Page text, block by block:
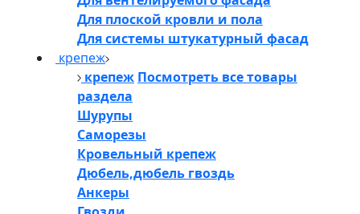
Для плоской кровли и пола
Для системы штукатурный фасад
крепеж
крепеж Посмотреть все товары
раздела
Шурупы
Саморезы
Кровельный крепеж
Дюбель,дюбель гвоздь
Анкеры